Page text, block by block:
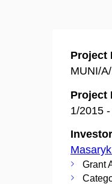
Project
MUNI/
Project
1/2015
Grant